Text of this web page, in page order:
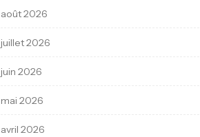
août 2026
juillet 2026
juin 2026
mai 2026
avril 2026